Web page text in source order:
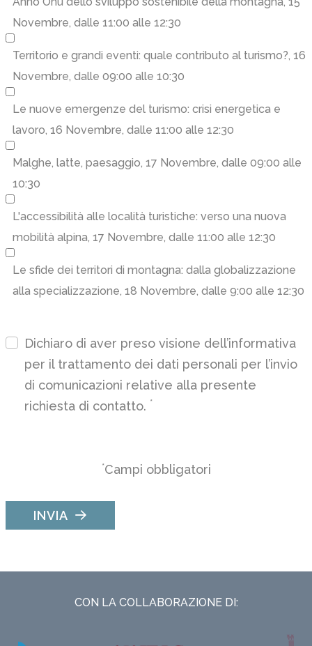
Novembre, dalle 11:00 alle 12:30
Territorio e grandi eventi: quale contributo al turismo?, 16
Novembre, dalle 09:00 alle 10:30
Le nuove emergenze del turismo: crisi energetica e
lavoro, 16 Novembre, dalle 11:00 alle 12:30
Malghe, latte, paesaggio, 17 Novembre, dalle 09:00 alle
10:30
L'accessibilità alle località turistiche: verso una nuova
mobilità alpina, 17 Novembre, dalle 11:00 alle 12:30
Le sfide dei territori di montagna: dalla globalizzazione
alla specializzazione, 18 Novembre, dalle 9:00 alle 12:30
Dichiaro di aver preso visione dell’informativa
per il trattamento dei dati personali per l’invio
di comunicazioni relative alla presente
richiesta di contatto. *
*Campi obbligatori
INVIA
CON LA COLLABORAZIONE DI: